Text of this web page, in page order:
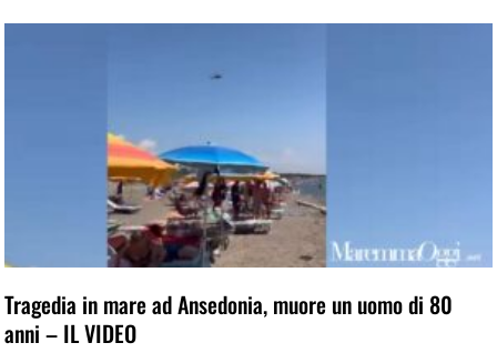
Tragedia in mare ad Ansedonia, muore un uomo di 80
anni – IL VIDEO